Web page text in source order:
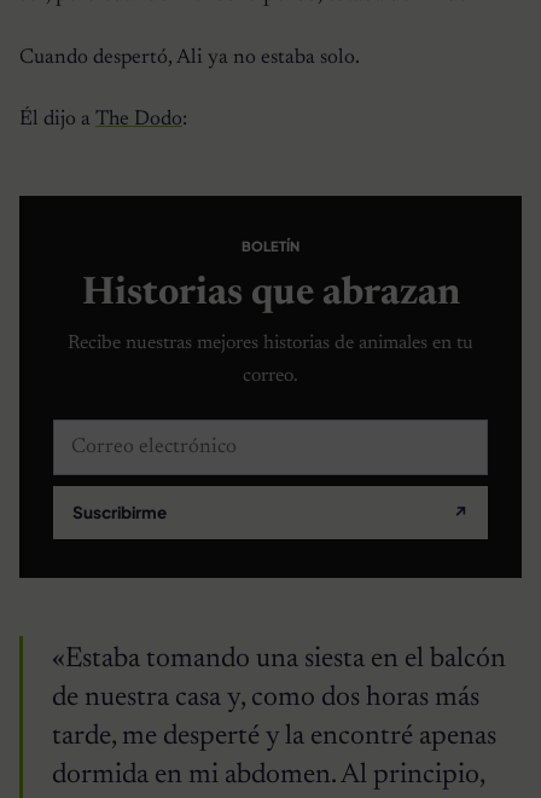
Cuando despertó, Ali ya no estaba solo.
Él dijo a The Dodo:
BOLETÍN
Historias que abrazan
Recibe nuestras mejores historias de animales en tu
correo.
Correo electrónico
Suscribirme ↗
«Estaba tomando una siesta en el balcón
de nuestra casa y, como dos horas más
tarde, me desperté y la encontré apenas
dormida en mi abdomen. Al principio,